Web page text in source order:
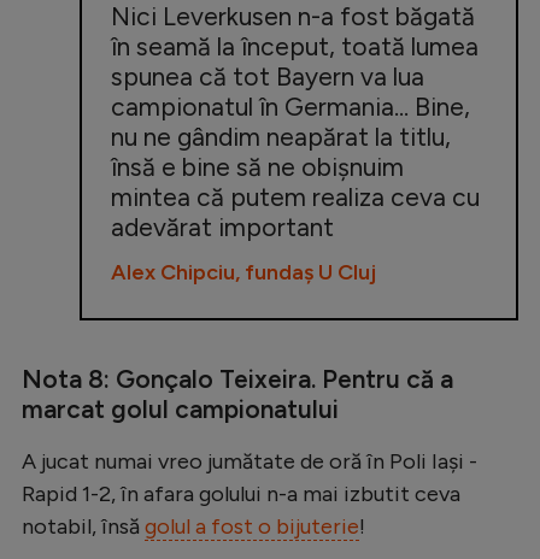
Nici Leverkusen n-a fost băgată
în seamă la început, toată lumea
spunea că tot Bayern va lua
campionatul în Germania... Bine,
nu ne gândim neapărat la titlu,
însă e bine să ne obișnuim
mintea că putem realiza ceva cu
adevărat important
Alex Chipciu, fundaș U Cluj
Nota 8: Gonçalo Teixeira. Pentru că a
marcat golul campionatului
A jucat numai vreo jumătate de oră în Poli Iași -
Rapid 1-2, în afara golului n-a mai izbutit ceva
notabil, însă golul a fost o bijuterie!